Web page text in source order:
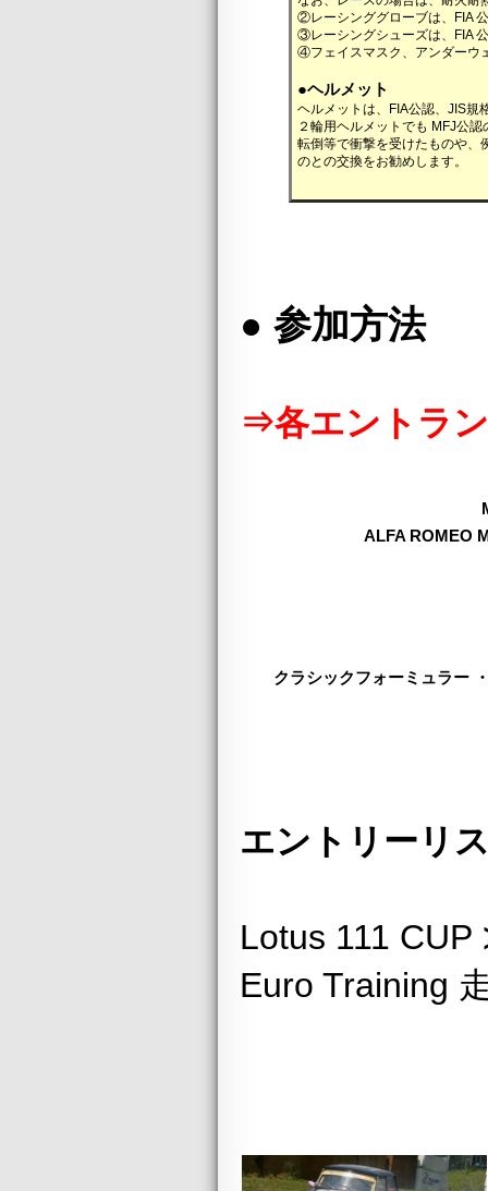
②レーシンググローブは、FIA
③レーシングシューズは、FIA
④フェイスマスク、アンダーウ
●ヘルメット
ヘルメットは、FIA公認、JIS規
２輪用ヘルメットでも MFJ公
転倒等で衝撃を受けたものや、
のとの交換をお勧めします。
● 参加方法
⇒各エントラ
ALFA ROMEO
クラシックフォーミュラー
エントリーリ
Lotus 111 CUP
Euro Training